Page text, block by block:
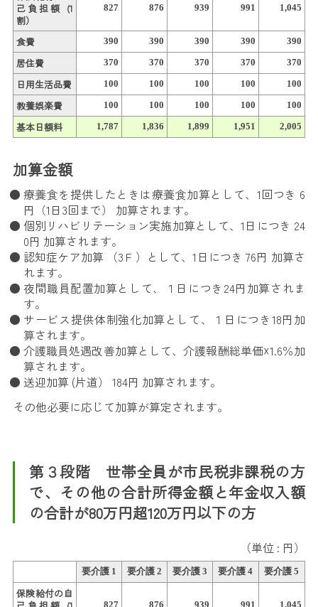
己負担額 (1
割）
827 876 939 991 1,045
食費 390 390 390 390 390
居住費 370 370 370 370 370
日用生活品費 100 100 100 100 100
教養娯楽費 100 100 100 100 100
基本日額料 1,787 1,836 1,899 1,951 2,005
加算金額
療養食を提供したときは療養食加算として、1回つき 6
円（1日3回まで） 加算されます。
個別リハビリテーション実施加算として、1日につき 24
0円 加算されます。
認知症ケア加算 （3Ｆ）として、1日につき 76円 加算さ
れます。
夜間職員配置加算として、１日につき24円加算されま
す。
サービス提供体制強化加算として、１日につき18円加
算されます。
介護職員処遇改善加算として、介護報酬総単価☓1.6％加
算されます。
送迎加算 (片道） 184円 加算されます。
その他必要に応じて加算が算定されます。
第３段階 世帯全員が市民税非課税の方
で、その他の合計所得金額と年金収入額
の合計が80万円超120万円以下の方
（単位 : 円）
要介護 1 要介護 2 要介護 3 要介護 4 要介護 5
保険給付の自